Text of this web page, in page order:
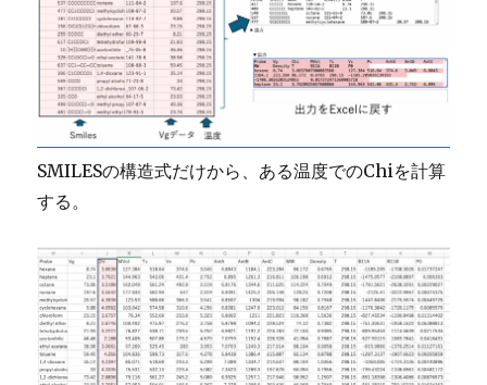
SMILESの構造式だけから、ある温度でのChiを計算
する。